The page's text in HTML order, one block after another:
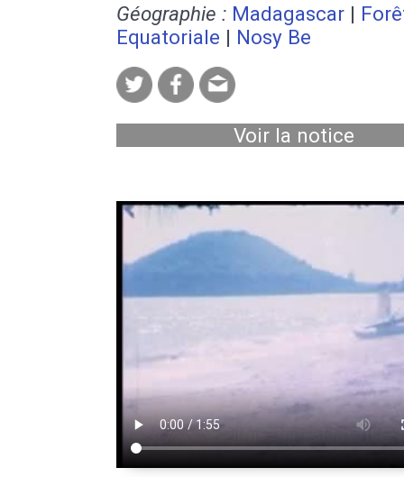
Géographie : Madagascar |
Equatoriale | Nosy Be
Voir la notice